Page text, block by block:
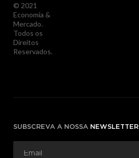
© 2021
Economia &
Mercado.
Todos os
Direitos
Reservados.
SUBSCREVA A NOSSA NEWSLETTER